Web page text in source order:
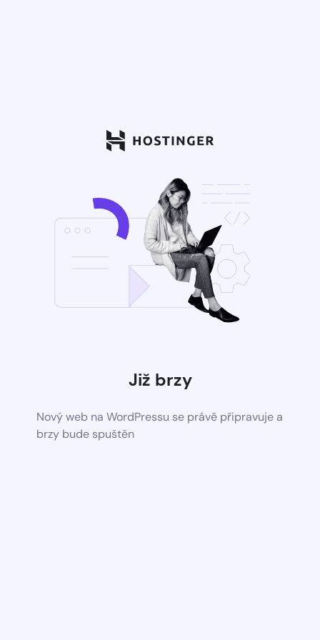
Již brzy
Nový web na WordPressu se právě připravuje a
brzy bude spuštěn